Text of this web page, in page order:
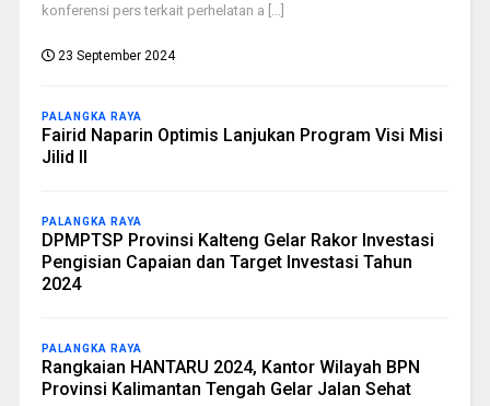
konferensi pers terkait perhelatan a [...]
23 September 2024
PALANGKA RAYA
Fairid Naparin Optimis Lanjukan Program Visi Misi
Jilid II
PALANGKA RAYA
DPMPTSP Provinsi Kalteng Gelar Rakor Investasi
Pengisian Capaian dan Target Investasi Tahun
2024
PALANGKA RAYA
Rangkaian HANTARU 2024, Kantor Wilayah BPN
Provinsi Kalimantan Tengah Gelar Jalan Sehat